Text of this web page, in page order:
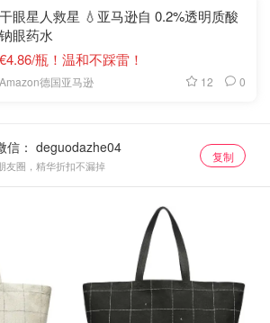
干眼星人救星 💧亚马逊自 0.2%透明质酸
钠眼药水
€4.86/瓶！温和不踩雷！
Amazon德国亚马逊 12 0
信：
友圈，精华折扣不漏掉
复制